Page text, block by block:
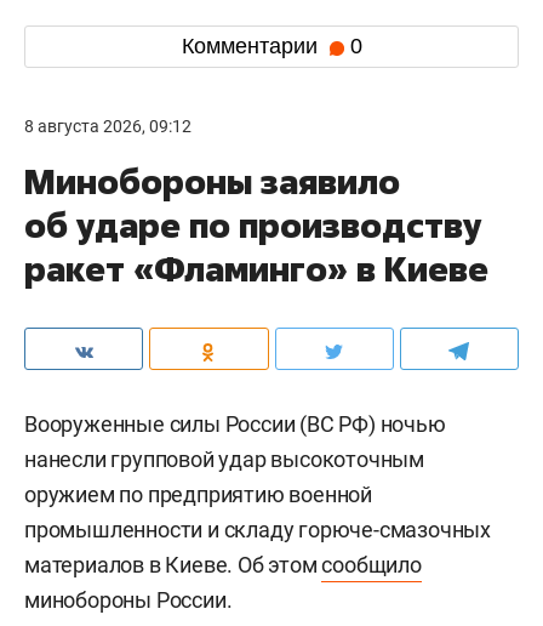
Комментарии 0
8 августа 2026, 09:12
Минобороны заявило
об ударе по производству
ракет «Фламинго» в Киеве
Вооруженные силы России (ВС РФ) ночью
нанесли групповой удар высокоточным
оружием по предприятию военной
промышленности и складу горюче-смазочных
материалов в Киеве. Об этомсообщило
минобороны России.